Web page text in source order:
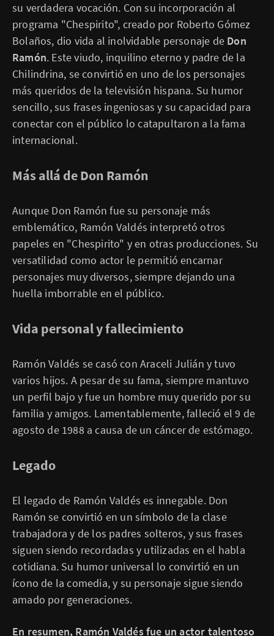
su verdadera vocación. Con su incorporación al
programa "Chespirito", creado por Roberto Gómez
Bolaños, dio vida al inolvidable personaje de Don
Ramón. Este viudo, inquilino eterno y padre de la
Chilindrina, se convirtió en uno de los personajes
más queridos de la televisión hispana. Su humor
sencillo, sus frases ingeniosas y su capacidad para
conectar con el público lo catapultaron a la fama
internacional.
Más allá de Don Ramón
Aunque Don Ramón fue su personaje más
emblemático, Ramón Valdés interpretó otros
papeles en "Chespirito" y en otras producciones. Su
versatilidad como actor le permitió encarnar
personajes muy diversos, siempre dejando una
huella imborrable en el público.
Vida personal y fallecimiento
Ramón Valdés se casó con Araceli Julián y tuvo
varios hijos. A pesar de su fama, siempre mantuvo
un perfil bajo y fue un hombre muy querido por su
familia y amigos. Lamentablemente, falleció el 9 de
agosto de 1988 a causa de un cáncer de estómago.
Legado
El legado de Ramón Valdés es innegable. Don
Ramón se convirtió en un símbolo de la clase
trabajadora y de los padres solteros, y sus frases
siguen siendo recordadas y utilizadas en el habla
cotidiana. Su humor universal lo convirtió en un
ícono de la comedia, y su personaje sigue siendo
amado por generaciones.
En resumen, Ramón Valdés fue un actor talentoso